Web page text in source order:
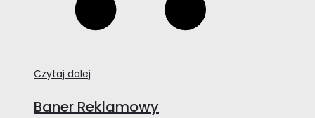
Czytaj dalej
Baner Reklamowy